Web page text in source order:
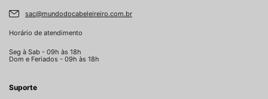
sac@mundodocabeleireiro.com.br
Horário de atendimento
Seg à Sab - 09h às 18h
Dom e Feriados - 09h às 18h
Suporte